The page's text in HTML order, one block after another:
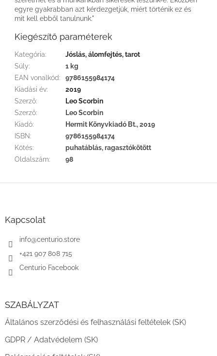
egyre gyakrabban azt kérdezgetjük, miért történik ez és
mit kell ebből tanulnunk."
Kiegészítő paraméterek
Kategória:
Jóslás, álomfejtés, tarot
Súly:
1 kg
EAN vonalkód:
9786155984174
Kiadási év:
2019
Szerző:
Leo Scorbin
Szerző:
Leo Scorbin
Kiadó:
Hermit Könyvkiadó Bt., 2019
ISBN:
9786155984174
Kötés:
puhatáblás, ragasztókötött
Oldalszám: 98
Kapcsolat
info@centurio.store
+421 907 808 715
Centurio Facebook
SZABÁLYZAT
Általános szerződési és felhasználási feltételek (SK)
GDPR / Adatvédelem (SK)